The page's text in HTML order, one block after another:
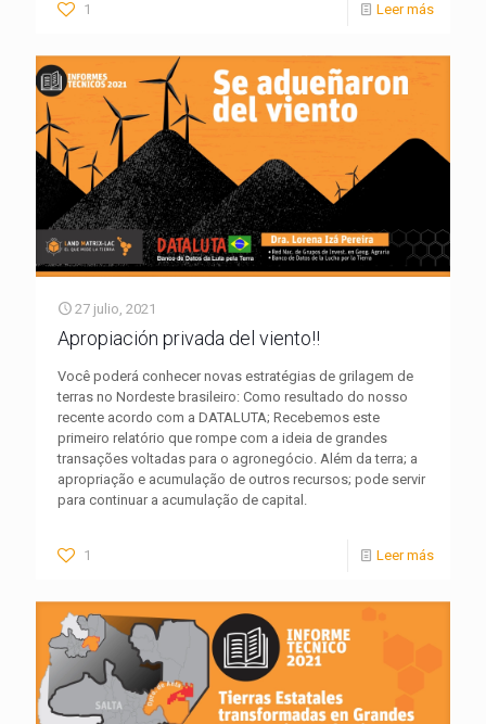
1 Leer más
27 julio, 2021
Apropiación privada del viento!!
Você poderá conhecer novas estratégias de grilagem de
terras no Nordeste brasileiro: Como resultado do nosso
recente acordo com a DATALUTA; Recebemos este
primeiro relatório que rompe com a ideia de grandes
transações voltadas para o agronegócio. Além da terra; a
apropriação e acumulação de outros recursos; pode servir
para continuar a acumulação de capital.
1 Leer más